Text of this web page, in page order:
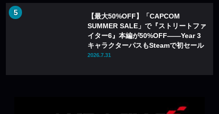
【最大50%OFF】「CAPCOM
SUMMER SALE」で『ストリートファ
イター6』本編が50%OFF——Year 3
キャラクターパスもSteamで初セール
2026.7.31